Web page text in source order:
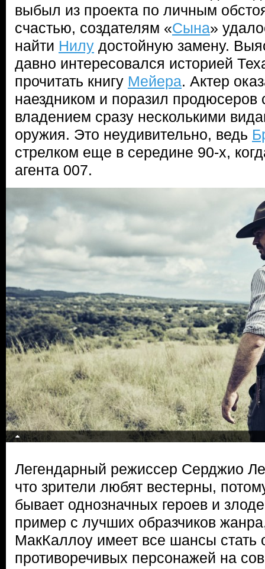
выбыл из проекта по личным
счастью, создателям «Сына»
найти Нилу достойную замену.
давно интересовался историей
прочитать книгу Мейера. Актер
наездником и поразил продюсеров
владением сразу несколькими
оружия. Это неудивительно, ведь
стрелком еще в середине 90-х,
агента 007.
Легендарный режиссер Серджио
что зрители любят вестерны,
бывает однозначных героев и
пример с лучших образчиков
МакКаллоу имеет все шансы стать
противоречивых персонажей на